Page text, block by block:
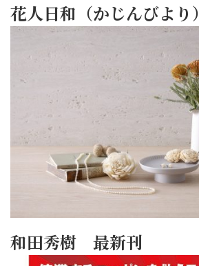
花人日和（かじんびより）
和田秀樹 最新刊